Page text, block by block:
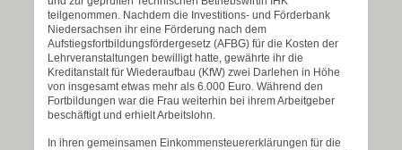
teilgenommen. Nachdem die Investitions- und Förderbank
Niedersachsen ihr eine Förderung nach dem
Aufstiegsfortbildungsfördergesetz (AFBG) für die Kosten der
Lehrveranstaltungen bewilligt hatte, gewährte ihr die
Kreditanstalt für Wiederaufbau (KfW) zwei Darlehen in Höhe
von insgesamt etwas mehr als 6.000 Euro. Während den
Fortbildungen war die Frau weiterhin bei ihrem Arbeitgeber
beschäftigt und erhielt Arbeitslohn.
In ihren gemeinsamen Einkommensteuererklärungen für die